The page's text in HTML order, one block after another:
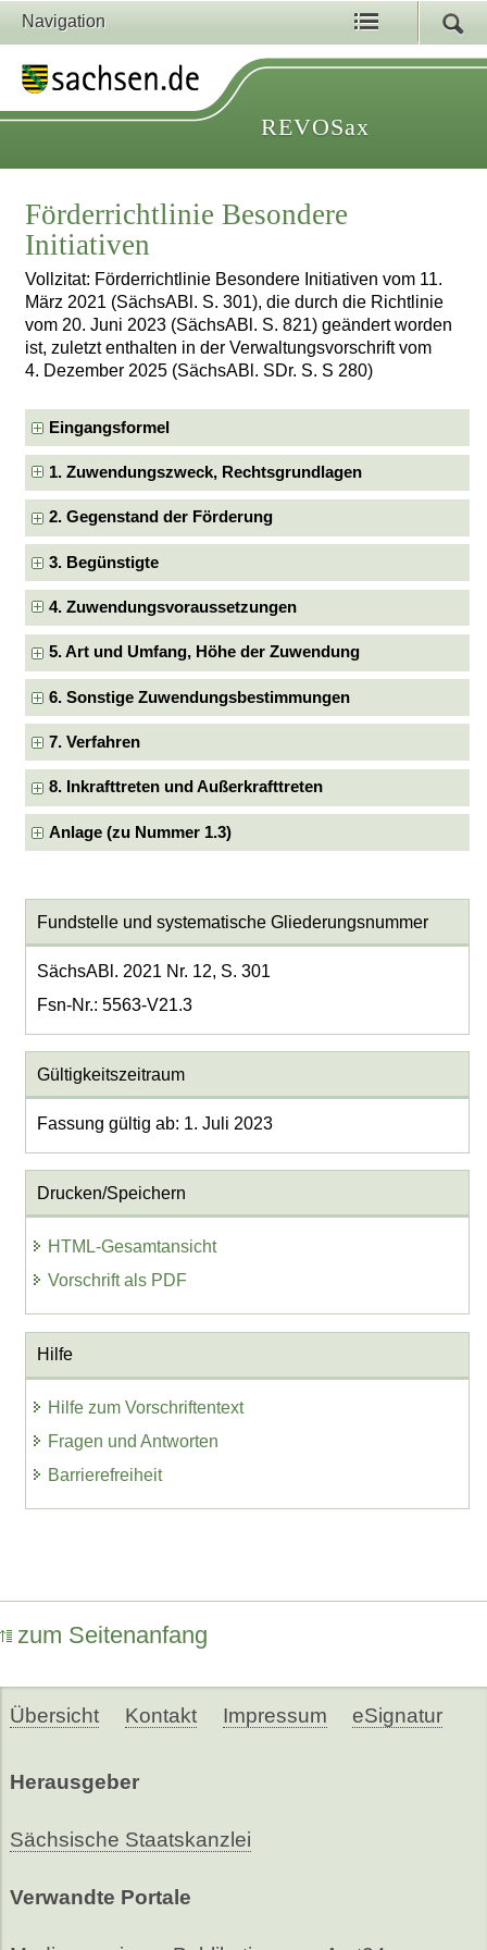
Navigation
REVOSax
Förderrichtlinie Besondere
Initiativen
Vollzitat: Förderrichtlinie Besondere Initiativen vom 11.
März 2021 (SächsABl. S. 301), die durch die Richtlinie
vom 20. Juni 2023 (SächsABl. S. 821) geändert worden
ist, zuletzt enthalten in der Verwaltungsvorschrift vom
4. Dezember 2025 (SächsABl. SDr. S. S 280)
Eingangsformel
1. Zuwendungszweck, Rechtsgrundlagen
2. Gegenstand der Förderung
3. Begünstigte
4. Zuwendungsvoraussetzungen
5. Art und Umfang, Höhe der Zuwendung
6. Sonstige Zuwendungsbestimmungen
7. Verfahren
8. Inkrafttreten und Außerkrafttreten
Anlage (zu Nummer 1.3)
Fundstelle und systematische Gliederungsnummer
SächsABl. 2021 Nr. 12, S. 301
Fsn-Nr.: 5563-V21.3
Gültigkeitszeitraum
Fassung gültig ab: 1. Juli 2023
Drucken/Speichern
HTML-Gesamtansicht
Vorschrift als PDF
Hilfe
Hilfe zum Vorschriftentext
Fragen und Antworten
Barrierefreiheit
zum Seitenanfang
Übersicht Kontakt Impressum eSignatur
Herausgeber
Sächsische Staatskanzlei
Verwandte Portale